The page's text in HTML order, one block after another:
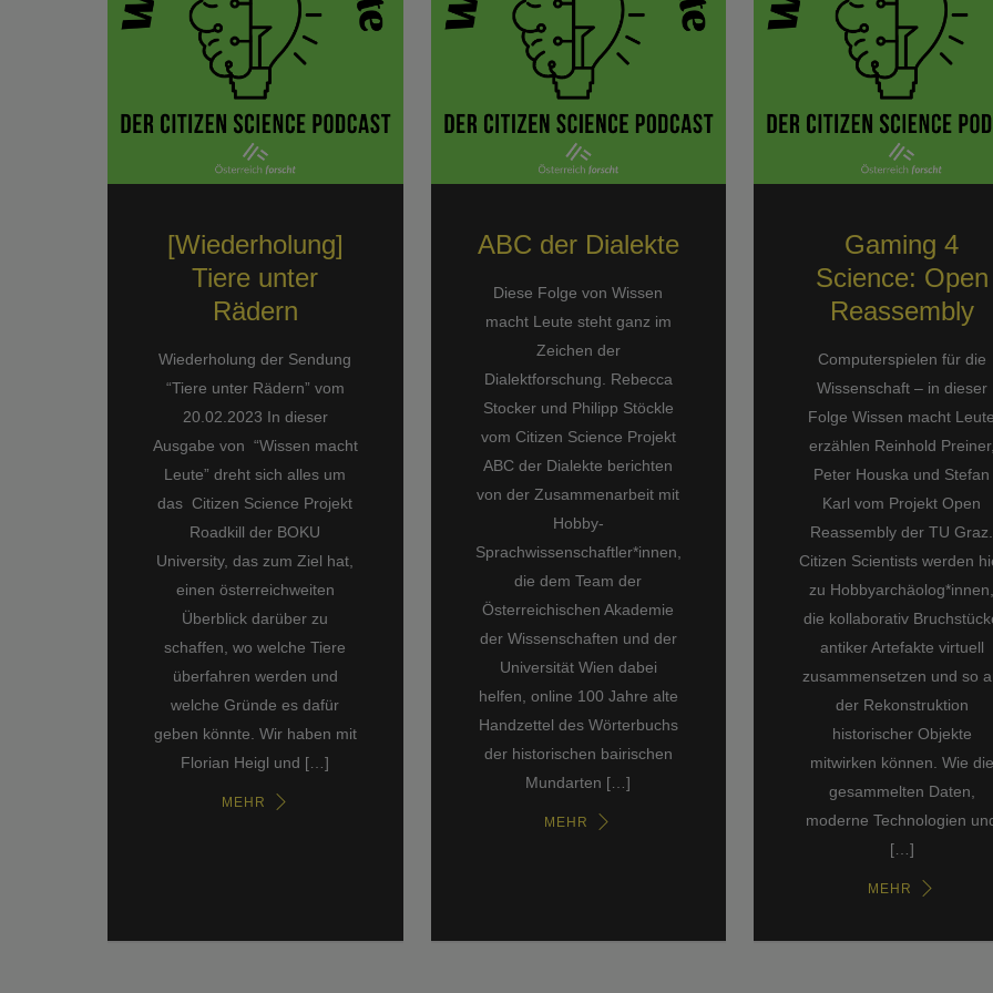
[Wiederholung]
Tiere unter
Rädern
Wiederholung der Sendung
“Tiere unter Rädern” vom
20.02.2023 In dieser
Ausgabe von “Wissen macht
Leute” dreht sich alles um
das Citizen Science Projekt
Roadkill der BOKU
University, das zum Ziel hat,
einen österreichweiten
Überblick darüber zu
schaffen, wo welche Tiere
überfahren werden und
welche Gründe es dafür
geben könnte. Wir haben mit
Florian Heigl und […]
MEHR
ABC der Dialekte
Diese Folge von Wissen
macht Leute steht ganz im
Zeichen der
Dialektforschung. Rebecca
Stocker und Philipp Stöckle
vom Citizen Science Projekt
ABC der Dialekte berichten
von der Zusammenarbeit mit
Hobby-
Sprachwissenschaftler*innen,
die dem Team der
Österreichischen Akademie
der Wissenschaften und der
Universität Wien dabei
helfen, online 100 Jahre alte
Handzettel des Wörterbuchs
der historischen bairischen
Mundarten […]
MEHR
Gaming 4
Science: Open
Reassembly
Computerspielen für die
Wissenschaft – in dieser
Folge Wissen macht
erzählen Reinhold
Peter Houska und Stefan
Karl vom Projekt Open
Reassembly der TU Graz.
Citizen Scientists werden
zu
die kollaborativ
antiker Artefakte virtuell
zusammensetzen und so
der Rekonstruktion
historischer Objekte
mitwirken können. Wie die
gesammelten Daten,
moderne Technologien
[…]
MEHR